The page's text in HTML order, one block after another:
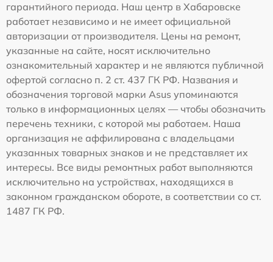
гарантийного периода. Наш центр в Хабаровске
работает независимо и не имеет официальной
авторизации от производителя. Цены на ремонт,
указанные на сайте, носят исключительно
ознакомительный характер и не являются публичной
офертой согласно п. 2 ст. 437 ГК РФ. Названия и
обозначения торговой марки Asus упоминаются
только в информационных целях — чтобы обозначить
перечень техники, с которой мы работаем. Наша
организация не аффилирована с владельцами
указанных товарных знаков и не представляет их
интересы. Все виды ремонтных работ выполняются
исключительно на устройствах, находящихся в
законном гражданском обороте, в соответствии со ст.
1487 ГК РФ.